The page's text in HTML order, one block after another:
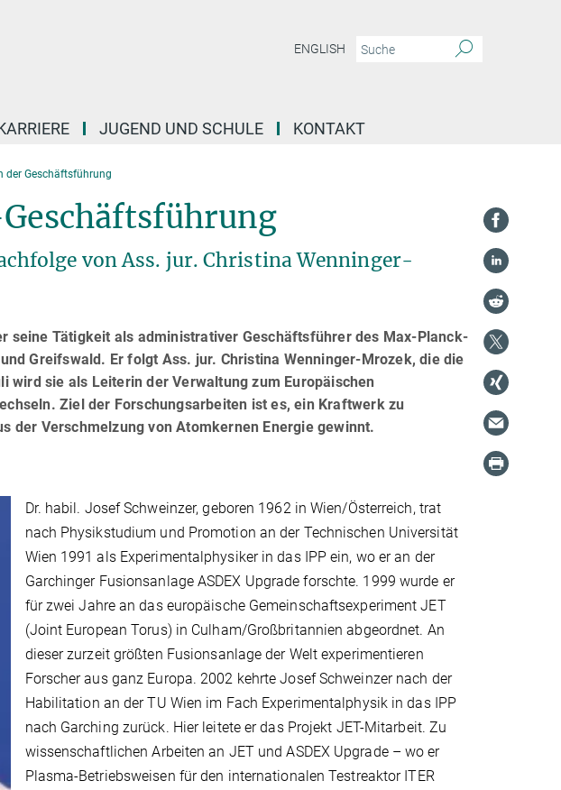
ENGLISH
JUGEND UND SCHULE KONTAKT
der Geschäftsführung
von Ass. jur. Christina Wenninger-
seine Tätigkeit als administrativer Geschäftsführer des Max-Planck-
Greifswald. Er folgt Ass. jur. Christina Wenninger-Mrozek, die die
wird sie als Leiterin der Verwaltung zum Europäischen
Ziel der Forschungsarbeiten ist es, ein Kraftwerk zu
der Verschmelzung von Atomkernen Energie gewinnt.
Dr. habil. Josef Schweinzer, geboren 1962 in Wien/Österreich, trat
nach Physikstudium und Promotion an der Technischen Universität
Wien 1991 als Experimentalphysiker in das IPP ein, wo er an der
Garchinger Fusionsanlage ASDEX Upgrade forschte. 1999 wurde er
für zwei Jahre an das europäische Gemeinschaftsexperiment JET
(Joint European Torus) in Culham/Großbritannien abgeordnet. An
dieser zurzeit größten Fusionsanlage der Welt experimentieren
Forscher aus ganz Europa. 2002 kehrte Josef Schweinzer nach der
Habilitation an der TU Wien im Fach Experimentalphysik in das IPP
nach Garching zurück. Hier leitete er das Projekt JET-Mitarbeit. Zu
wissenschaftlichen Arbeiten an JET und ASDEX Upgrade – wo er
Plasma-Betriebsweisen für den internationalen Testreaktor ITER